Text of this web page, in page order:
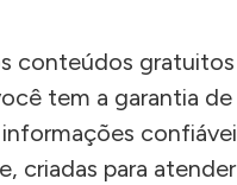
conteúdos
tem a garantia
criadas para